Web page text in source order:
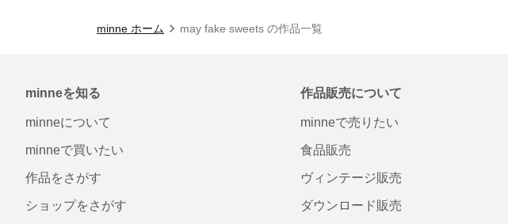
minne ホーム may fake sweets の作品一覧
minneを知る
minneについて
minneで買いたい
作品をさがす
ショップをさがす
作品販売について
minneで売りたい
食品販売
ヴィンテージ販売
ダウンロード販売